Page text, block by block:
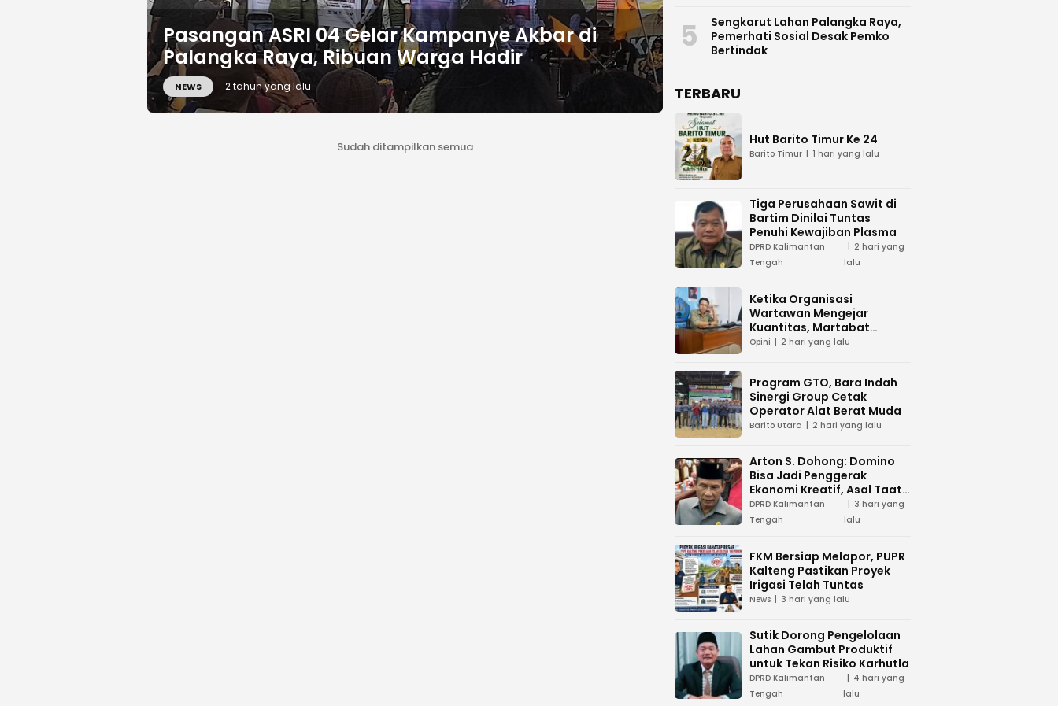
Pasangan ASRI 04 Gelar Kampanye Akbar di
Palangka Raya, Ribuan Warga Hadir
NEWS 2 tahun yang lalu
Sudah ditampilkan semua
5
Sengkarut Lahan Palangka Raya,
Pemerhati Sosial Desak Pemko
Bertindak
TERBARU
Hut Barito Timur Ke 24
Barito Timur 1 hari yang lalu
Tiga Perusahaan Sawit di
Bartim Dinilai Tuntas
Penuhi Kewajiban Plasma
DPRD Kalimantan
Tengah
2 hari yang
lalu
Ketika Organisasi
Wartawan Mengejar
Kuantitas, Martabat
Profesi Menjadi Taruhan
Opini 2 hari yang lalu
Program GTO, Bara Indah
Sinergi Group Cetak
Operator Alat Berat Muda
Barito Utara 2 hari yang lalu
Arton S. Dohong: Domino
Bisa Jadi Penggerak
Ekonomi Kreatif, Asal Taat
Aturan
DPRD Kalimantan
Tengah
3 hari yang
lalu
FKM Bersiap Melapor, PUPR
Kalteng Pastikan Proyek
Irigasi Telah Tuntas
News 3 hari yang lalu
Sutik Dorong Pengelolaan
Lahan Gambut Produktif
untuk Tekan Risiko Karhutla
DPRD Kalimantan
Tengah
4 hari yang
lalu